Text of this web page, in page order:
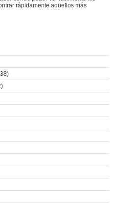
rápidamente aquellos más